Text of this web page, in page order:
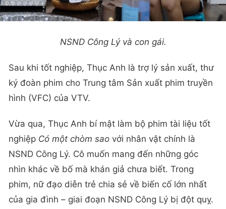
NSND Công Lý và con gái.
Sau khi tốt nghiệp, Thục Anh là trợ lý sản xuất, thư
ký đoàn phim cho Trung tâm Sản xuất phim truyền
hình (VFC) của VTV.
Vừa qua, Thục Anh bí mật làm bộ phim tài liệu tốt
nghiệp Có một chòm sao với nhân vật chính là
NSND Công Lý. Cô muốn mang đến những góc
nhìn khác về bố mà khán giả chưa biết. Trong
phim, nữ đạo diễn trẻ chia sẻ về biến cố lớn nhất
của gia đình – giai đoạn NSND Công Lý bị đột quỵ.